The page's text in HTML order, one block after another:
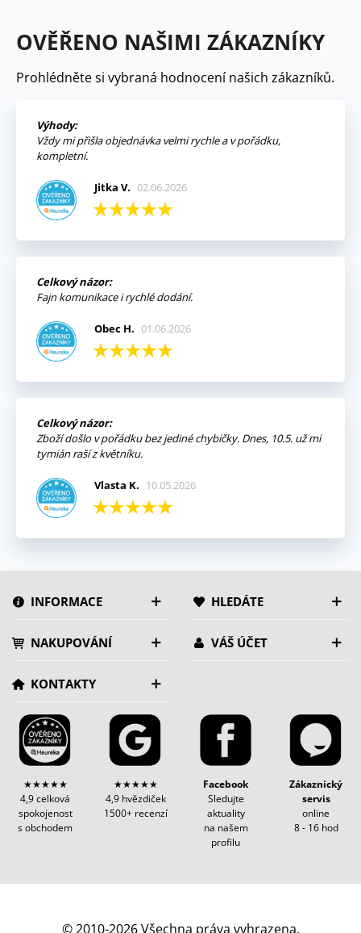
OVĚŘENO NAŠIMI ZÁKAZNÍKY
Prohlédněte si vybraná hodnocení našich zákazníků.
Výhody:
Vždy mi přišla objednávka velmi rychle a v pořádku,
kompletní.
Jitka V. 02.06.2026
Celkový názor:
Fajn komunikace i rychlé dodání.
Obec H. 01.06.2026
Celkový názor:
Zboží došlo v pořádku bez jediné chybičky. Dnes, 10.5. už mi
tymián raší z květníku.
Vlasta K. 10.05.2026
INFORMACE HLEDÁTE
NAKUPOVÁNÍ VÁŠ ÚČET
KONTAKTY
★★★★★
4,9 celková
spokojenost
s obchodem
★★★★★
4,9 hvězdiček
1500+ recenzí
Facebook
Sledujte
aktuality
na našem
profilu
Zákaznický
servis
online
8 - 16 hod
© 2010-2026 Všechna práva vyhrazena.